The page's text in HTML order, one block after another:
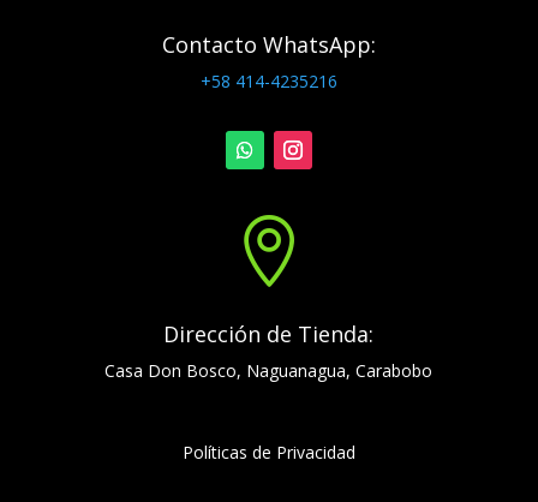
Contacto WhatsApp:
+58 414-4235216

Dirección de Tienda:
Casa Don Bosco, Naguanagua, Carabobo
Políticas de Privacidad